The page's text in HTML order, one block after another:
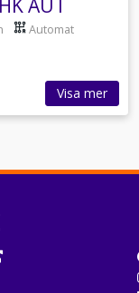
Automat
Visa mer